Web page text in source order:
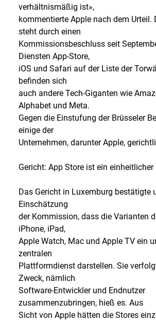
verhältnismäßig ist»,
kommentierte Apple nach dem Urteil.
steht durch einen
Kommissionsbeschluss seit
Diensten App-Store,
iOS und Safari auf der Liste der
befinden sich
auch andere Tech-Giganten wie
Alphabet und Meta.
Gegen die Einstufung der Brüsseler
einige der
Unternehmen, darunter Apple,
Gericht: App Store ist ein einheitlicher
Das Gericht in Luxemburg bestätigte
Einschätzung
der Kommission, dass die Varianten
iPhone, iPad,
Apple Watch, Mac und Apple TV ein
zentralen
Plattformdienst darstellen. Sie
Zweck, nämlich
Software-Entwickler und Endnutzer
zusammenzubringen, hieß es. Aus
Sicht von Apple hätten die Stores